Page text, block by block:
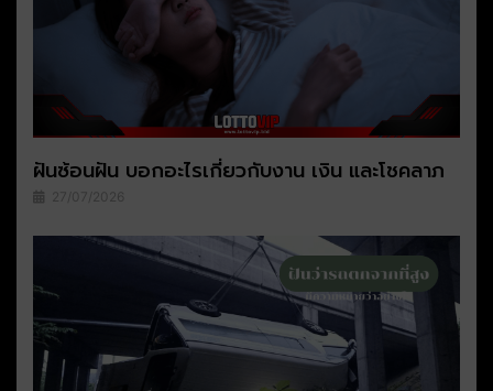
ฝันซ้อนฝัน บอกอะไรเกี่ยวกับงาน เงิน และโชคลาภ
27/07/2026